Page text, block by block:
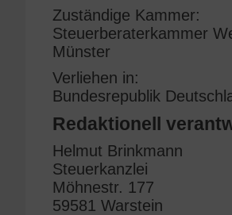
Zuständige Kammer:
Steuerberaterkammer
Münster
Verliehen in:
Bundesrepublik
Redaktionell
Helmut Brinkmann
Steuerkanzlei
Möhnestr. 177
59581 Warstein